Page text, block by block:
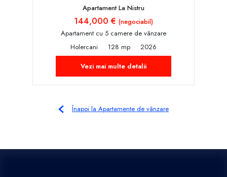
Apartament La Nistru
144,000 € (negociabil)
Apartament cu 5 camere de vânzare
Holercani
128 mp
2026
Vezi mai multe detalii
Înapoi la Apartamente de vânzare